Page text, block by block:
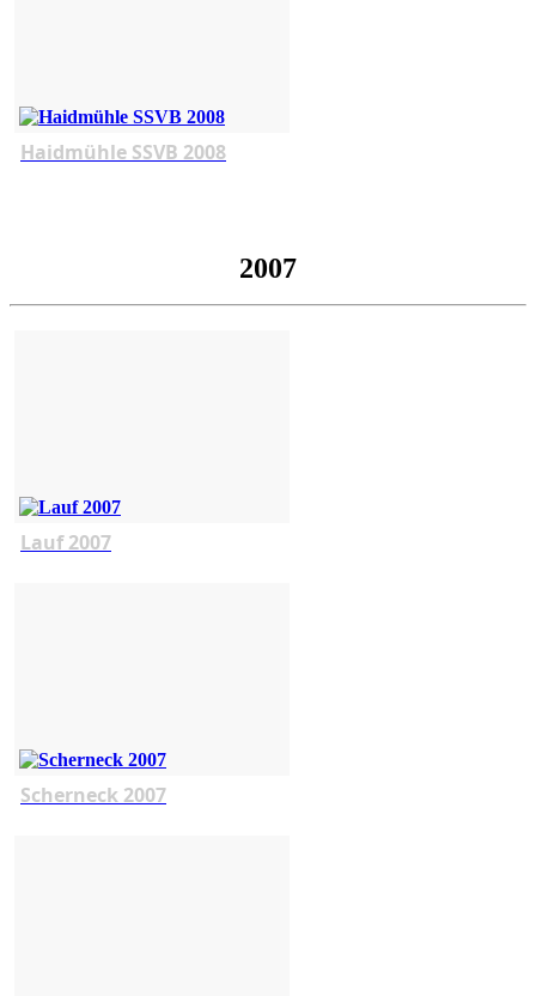
Haidmühle SSVB 2008
2007
Lauf 2007
Scherneck 2007